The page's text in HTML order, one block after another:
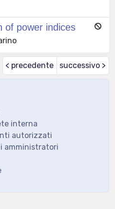
of power indices
< precedente successivo >
interna
autorizzati
amministratori